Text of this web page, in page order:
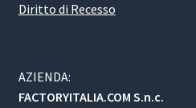
Diritto di Recesso
AZIENDA:
FACTORYITALIA.COM S.n.c.